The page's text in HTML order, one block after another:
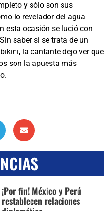
y sólo son sus
lo revelador del agua
esta ocasión se lució con
saber si se trata de un
la cantante dejó ver que
son la apuesta más
¡Por fin! México y Perú
restablecen relaciones